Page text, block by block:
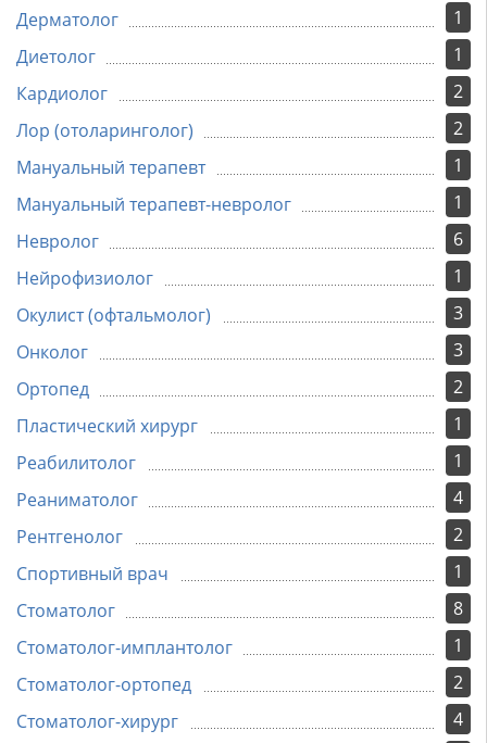
1
Дерматолог
1
Диетолог
2
Кардиолог
2
Лор (отоларинголог)
1
Мануальный терапевт
1
Мануальный терапевт-невролог
6
Невролог
1
Нейрофизиолог
3
Окулист (офтальмолог)
3
Онколог
2
Ортопед
1
Пластический хирург
1
Реабилитолог
4
Реаниматолог
2
Рентгенолог
1
Спортивный врач
8
Стоматолог
1
Стоматолог-имплантолог
2
Стоматолог-ортопед
4
Стоматолог-хирург